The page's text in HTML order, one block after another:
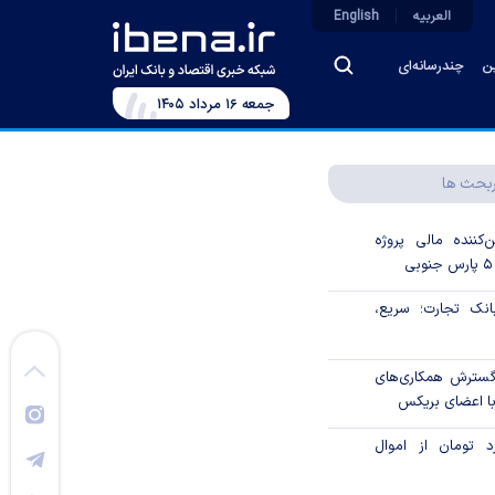
چندرسانه‌ای
العربیه English
جمعه ۱۶ مرداد ۱۴۰۵
ها
مالی پروژه
تجارت؛ سریع،
گسترش همکاری‌های
اعضای بریکس
میلیارد تومان از اموال